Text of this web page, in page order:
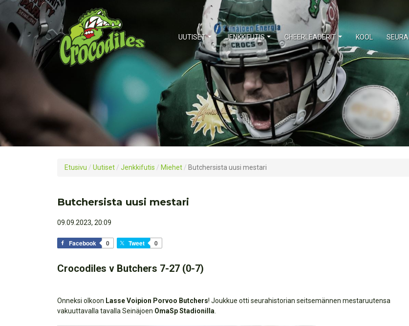
UUTISET JENKKIFUTIS CHEERLEADERIT KOOL SEURA
Etusivu / Uutiset / Jenkkifutis / Miehet / Butchersista uusi mestari
Butchersista uusi mestari
09.09.2023, 20:09
Facebook 0 Tweet 0
Crocodiles v Butchers 7-27 (0-7)
Onneksi olkoon Lasse Voipion Porvoo Butchers! Joukkue otti seurahistorian seitsemännen mestaruutensa
vakuuttavalla tavalla Seinäjoen OmaSp Stadionilla